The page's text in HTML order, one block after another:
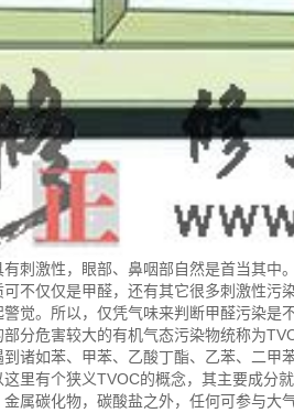
激性，眼部、鼻咽部自然是首当其中。
不仅仅是甲醛，还有其它很多刺激性污
觉。所以，仅凭气味来判断甲醛污染是
分危害较大的有机气态污染物统称为
诸如苯、甲苯、乙酸丁酯、乙苯、二甲
里有个狭义TVOC的概念，其主要成分
属碳化物，碳酸盐之外，任何可参与大